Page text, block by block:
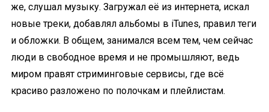
же, слушал музыку. Загружал её из интернета, искал
новые треки, добавлял альбомы в iTunes, правил теги
и обложки. В общем, занимался всем тем, чем сейчас
люди в свободное время и не промышляют, ведь
миром правят стриминговые сервисы, где всё
красиво разложено по полочкам и плейлистам.